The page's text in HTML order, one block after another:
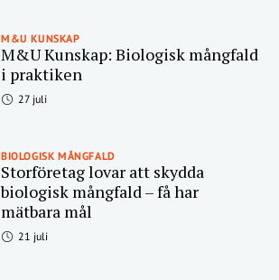
M&U KUNSKAP
M&U Kunskap: Biologisk mångfald
i praktiken
27 juli
BIOLOGISK MÅNGFALD
Storföretag lovar att skydda
biologisk mångfald – få har
mätbara mål
21 juli